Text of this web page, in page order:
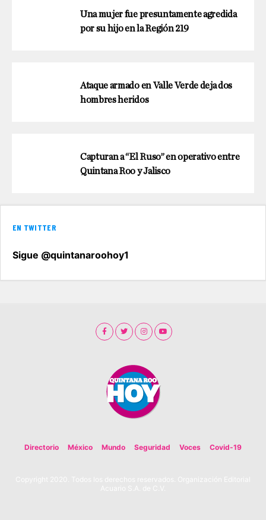
Una mujer fue presuntamente agredida
por su hijo en la Región 219
Ataque armado en Valle Verde deja dos
hombres heridos
Capturan a “El Ruso” en operativo entre
Quintana Roo y Jalisco
EN TWITTER
Sigue @quintanaroohoy1
Directorio México Mundo Seguridad Voces Covid-19